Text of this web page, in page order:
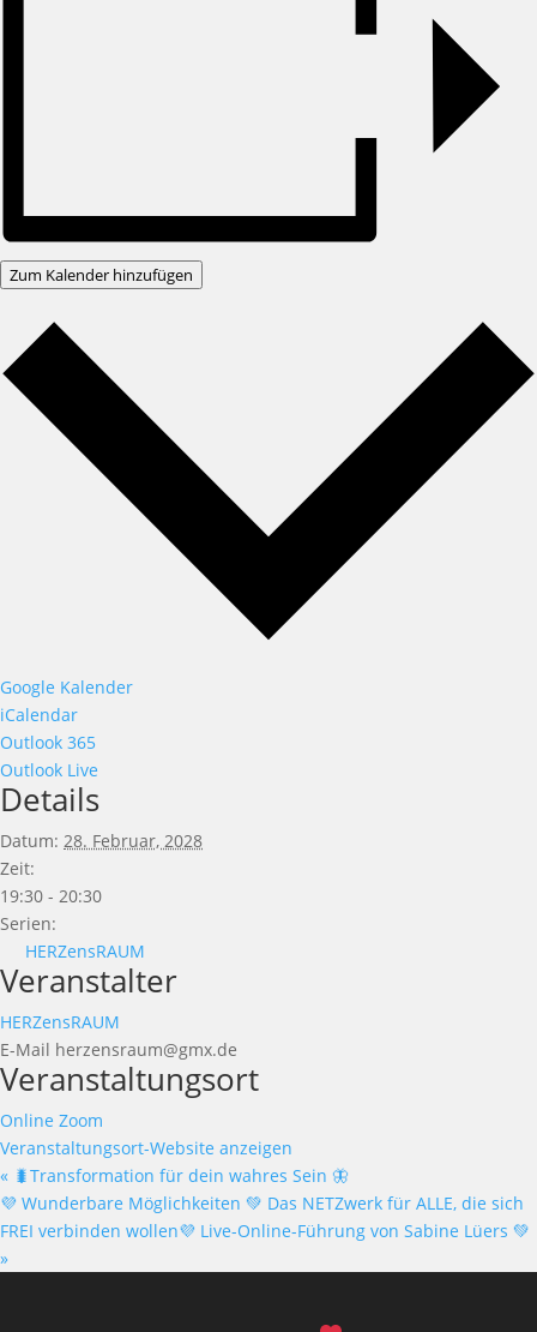
Zum Kalender hinzufügen
Google Kalender
iCalendar
Outlook 365
Outlook Live
Details
Datum: 28. Februar, 2028
Zeit:
19:30 - 20:30
Serien:
HERZensRAUM
Veranstalter
HERZensRAUM
E-Mail herzensraum@gmx.de
Veranstaltungsort
Online Zoom
Veranstaltungsort-Website anzeigen
« 🐛Transformation für dein wahres Sein 🦋
💜 Wunderbare Möglichkeiten 💚 Das NETZwerk für ALLE, die sich
FREI verbinden wollen💜 Live-Online-Führung von Sabine Lüers 💚
»